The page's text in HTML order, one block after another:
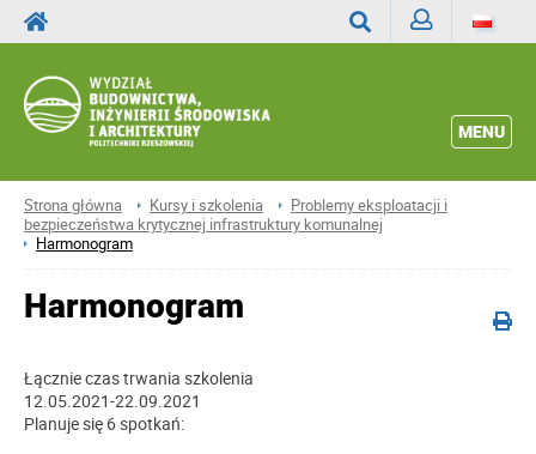
MENU
Strona główna Kursy i szkolenia
Problemy eksploatacji i
bezpieczeństwa krytycznej infrastruktury komunalnej
Harmonogram
Harmonogram
Łącznie czas trwania szkolenia
12.05.2021-22.09.2021
Planuje się 6 spotkań: